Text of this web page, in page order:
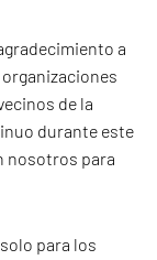
a
de la
durante este
nosotros para
para los